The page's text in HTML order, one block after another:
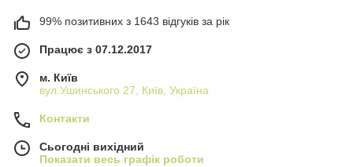
99% позитивних з 1643 відгуків за рік
Працює з 07.12.2017
м. Київ
вул.Ушинського 27, Київ, Україна
Контакти
Сьогодні вихідний
Показати весь графік роботи